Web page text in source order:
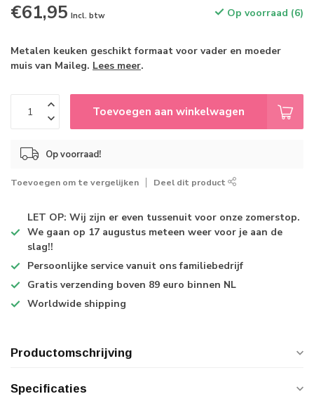
€61,95 Incl. btw Op voorraad (6)
Metalen keuken geschikt formaat voor vader en moeder
muis van Maileg. Lees meer.
Toevoegen aan winkelwagen
Op voorraad!
Toevoegen om te vergelijken Deel dit product
LET OP: Wij zijn er even tussenuit voor onze zomerstop.
We gaan op 17 augustus meteen weer voor je aan de
slag!!
Persoonlijke service vanuit ons familiebedrijf
Gratis verzending boven 89 euro binnen NL
Worldwide shipping
Productomschrijving
Specificaties